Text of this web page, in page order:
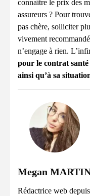
connaître le prix des
assureurs ? Pour
pas chère, solliciter
vivement
n’engage à rien.
pour le contrat santé
ainsi qu’à sa
Megan
Rédactrice web